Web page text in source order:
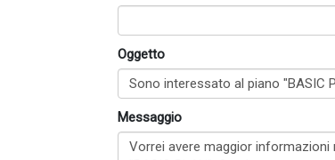
Oggetto
Messaggio